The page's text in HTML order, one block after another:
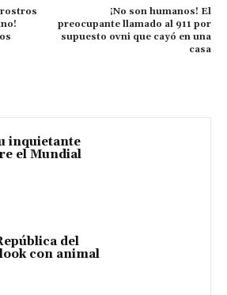
rostros
¡No son humanos! El
preocupante llamado al 911 por
supuesto ovni que cayó en una
casa
inquietante
el Mundial
del
con animal